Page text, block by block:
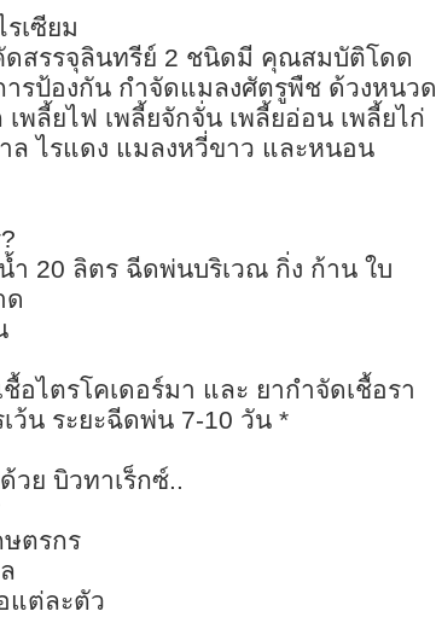
รเซียม
สรรจุลินทรีย์ 2 ชนิดมี คุณสมบัติโดด
รป้องกัน กำจัดแมลงศัตรูพืช ด้วงหนวด
พลี้ยไฟ เพลี้ยจักจั่น เพลี้ยอ่อน เพลี้ยไก่
ล ไรแดง แมลงหวี่ขาว และหนอน
ำ 20 ลิตร ฉีดพ่นบริเวณ กิ่ง ก้าน ใบ
ด
อไตรโคเดอร์มา และ ยากำจัดเชื้อรา
ว้น ระยะฉีดพ่น 7-10 วัน *
ย บิวทาเร็กซ์..
ษตรกร
แต่ละตัว